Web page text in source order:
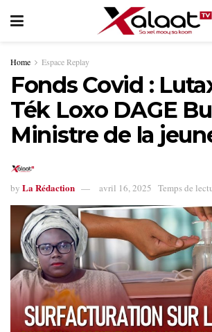
Home Espace Replay
Fonds Covid :
Ték Loxo DAGE Bu
Ministre de la
by La Rédaction avril 16, 2025 Temps de